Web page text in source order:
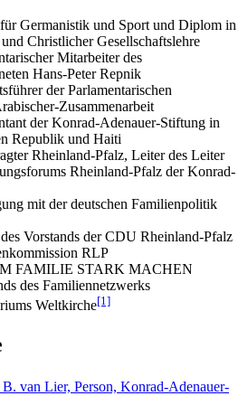
für Germanistik und Sport und Diplom in
Christlicher Gesellschaftslehre
Mitarbeiter des
Hans-Peter Repnik
der Parlamentarischen
Zusammenarbeit
der Konrad-Adenauer-Stiftung in
Republik und Haiti
Rheinland-Pfalz, Leiter des Leiter
Rheinland-Pfalz der Konrad-
mit der deutschen Familienpolitik
Vorstands der CDU Rheinland-Pfalz
RLP
FAMILIE STARK MACHEN
des Familiennetzwerks
Weltkirche[1]
van Lier, Person, Konrad-Adenauer-